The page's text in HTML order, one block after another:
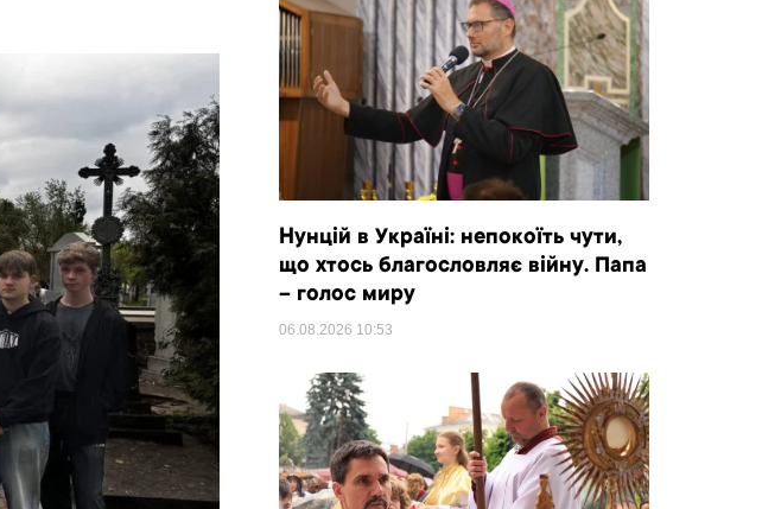
Нунцій в Україні: непокоїть чути,
що хтось благословляє війну. Папа
– голос миру
06.08.2026 10:53